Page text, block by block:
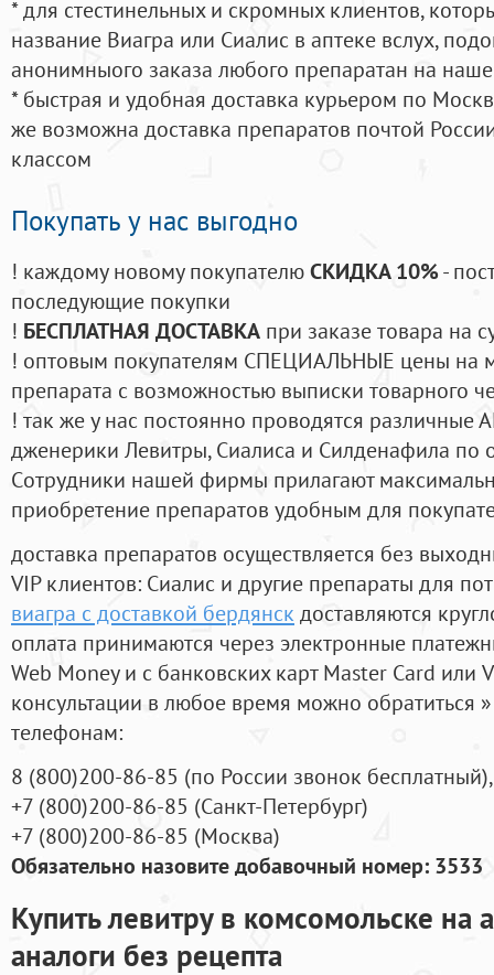
* для стестинельных и скромных клиентов,
название Виагра или Сиалис в аптеке вслух,
анонимныого заказа любого препаратан на
* быстрая и удобная доставка курьером по
же возможна доставка препаратов почтой
классом
Покупать у нас выгодно
! каждому новому покупателюСКИДКА 10%-
последующие покупки
! БЕСПЛАТНАЯ ДОСТАВКА при заказе товара на
! оптовым покупателям СПЕЦИАЛЬНЫЕ цены на
препарата с возможностью выписки товарного
! так же у нас постоянно проводятся
дженерики Левитры, Сиалиса и Силденафила по
Cотрудники нашей фирмы прилагают
приобретение препаратов удобным для
доставка препаратов осуществляется без
VIP клиентов: Сиалис и другие препараты для
виагра с доставкой бердянск доставляются
оплата принимаются через электронные
Web Money и с банковских карт Master Card или
консультации в любое время можно обратиться
телефонам:
8 (800)200-86-85 (по России звонок бесплатный),
+7 (800)200-86-85 (Санкт-Петербург)
+7 (800)200-86-85 (Москва)
Обязательно назовите добавочный номер: 3533
Купить левитру в комсомольске на
аналоги без рецепта